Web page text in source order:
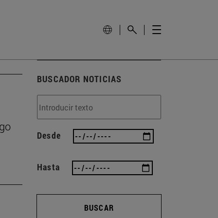
BUSCADOR NOTICIAS
Desde
Hasta
BUSCAR